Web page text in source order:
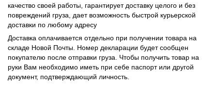
качество своей работы, гарантирует доставку целого и без
повреждений груза, дает возможность быстрой курьерской
доставки по любому адресу
Доставка оплачивается отдельно при получении товара на
складе Новой Почты. Номер декларации будет сообщен
покупателю после отправки груза. Чтобы получить товар на
руки Вам необходимо иметь при себе паспорт или другой
документ, подтверждающий личность.